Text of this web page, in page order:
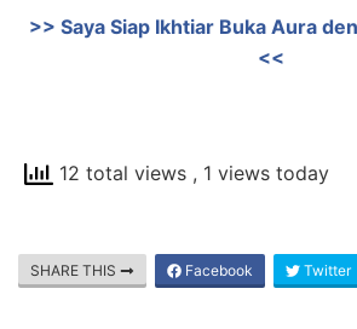
>> Saya Siap Ikhtiar Buka Aura
<<
12 total views , 1 views today
SHARE THIS Facebook Twitter